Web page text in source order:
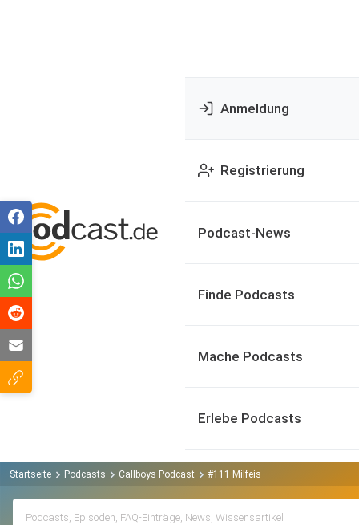
Anmeldung
Registrierung
Podcast-News
Finde Podcasts
Mache Podcasts
Erlebe Podcasts
Startseite Podcasts Callboys Podcast #111 Milfeis